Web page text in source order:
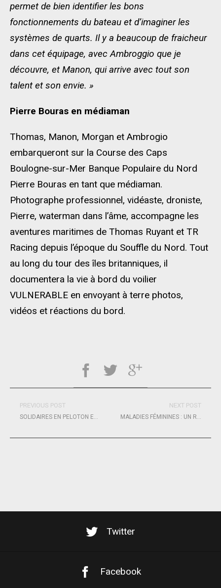
permet de bien identifier les bons
fonctionnements du bateau et d’imaginer les
systèmes de quarts. Il y a beaucoup de fraicheur
dans cet équipage, avec Ambroggio que je
découvre, et Manon, qui arrive avec tout son
talent et son envie. »
Pierre Bouras en médiaman
Thomas, Manon, Morgan et Ambrogio
embarqueront sur la Course des Caps
Boulogne-sur-Mer Banque Populaire du Nord
Pierre Bouras en tant que médiaman.
Photographe professionnel, vidéaste, droniste,
Pierre, waterman dans l’âme, accompagne les
aventures maritimes de Thomas Ruyant et TR
Racing depuis l’époque du Souffle du Nord. Tout
au long du tour des îles britanniques, il
documentera la vie à bord du voilier
VULNERABLE en envoyant à terre photos,
vidéos et réactions du bord.
PREVIOUS POST
SOLIDAIRES EN PELOTON EN VERSION AUGMENTÉE
NEXT POST
MALADIES FÉMININES : UN RETARD MÉDICAL RÉVÉLATEUR D’INÉGALITÉS PERSISTANTES
Twitter
Facebook